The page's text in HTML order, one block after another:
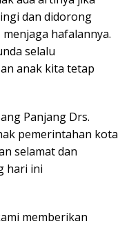
dan didorong
hafalannya.
selalu
anak kita tetap
Panjang Drs.
pemerintahan kota
selamat dan
hari ini
memberikan